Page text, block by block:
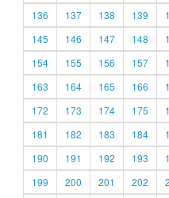
136
137 138 139
145
146 147 148
154
155 156 157
163
164 165 166
172
173 174 175
181
182 183 184
190
191 192 193
199
200 201 202